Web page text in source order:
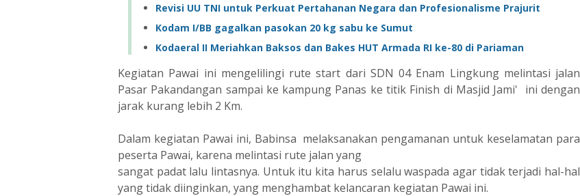
Revisi UU TNI untuk Perkuat Pertahanan Negara dan Profesionalisme Prajurit
Kodam I/BB gagalkan pasokan 20 kg sabu ke Sumut
Kodaeral II Meriahkan Baksos dan Bakes HUT Armada RI ke-80 di Pariaman
Kegiatan Pawai ini mengelilingi rute start dari SDN 04 Enam Lingkung melintasi jalan
Pasar Pakandangan sampai ke kampung Panas ke titik Finish di Masjid Jami' ini dengan
jarak kurang lebih 2 Km.
Dalam kegiatan Pawai ini, Babinsa melaksanakan pengamanan untuk keselamatan para
peserta Pawai, karena melintasi rute jalan yang
sangat padat lalu lintasnya. Untuk itu kita harus selalu waspada agar tidak terjadi hal-hal
yang tidak diinginkan, yang menghambat kelancaran kegiatan Pawai ini.